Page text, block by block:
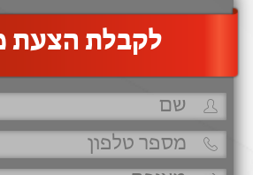
‫לקבלת הצעת